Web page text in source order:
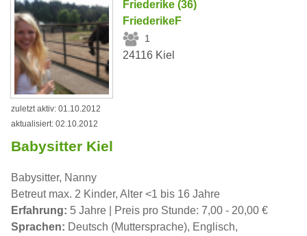
Friederike (36)
FriederikeF
1
24116 Kiel
zuletzt aktiv: 01.10.2012
aktualisiert: 02.10.2012
Babysitter Kiel
Babysitter, Nanny
Betreut max. 2 Kinder, Alter <1 bis 16 Jahre
Erfahrung: 5 Jahre | Preis pro Stunde: 7,00 - 20,00 €
Sprachen: Deutsch (Muttersprache), Englisch,